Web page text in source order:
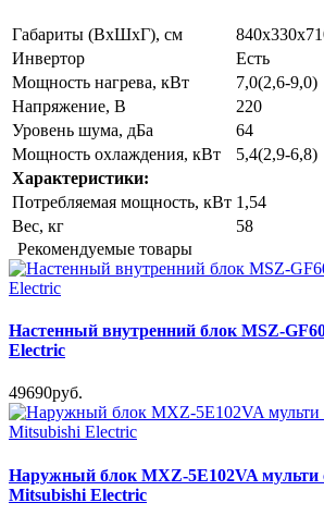
Габариты (ВхШхГ), см
Инвертор
Есть
Мощность нагрева, кВт
7,0(2,6-9,0)
Напряжение, В
220
Уровень шума, дБа
64
Мощность охлаждения, кВт
5,4(2,9-6,8)
Характеристики:
Потребляемая мощность, кВт 1,54
Вес, кг
58
Рекомендуемые товары
Настенный внутренний блок MSZ-
Electric
49690руб.
Наружный блок MXZ-5E102VA мульти
Mitsubishi Electric